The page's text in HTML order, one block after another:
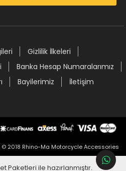
Gizlilik İlkeleri
Banka Hesap Numaralarımız
Bayilerimiz İletişim
2018 Rhino-Ma Motorcycle Accessories
Paketleri ile hazırlanmıştır.